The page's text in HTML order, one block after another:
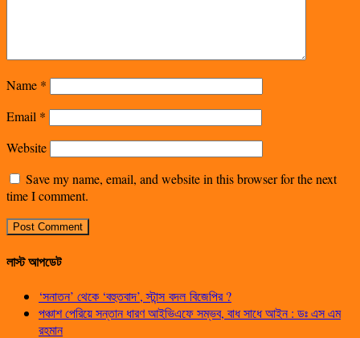
Name *
Email *
Website
Save my name, email, and website in this browser for the next
time I comment.
লাস্ট আপডেট
‘সনাতন’ থেকে ‘বহুতবাদ’, স্টান্স বদল বিজেপির ?
পঞ্চাশ পেরিয়ে সন্তান ধারণ আইভিএফে সম্ভব, বাধ সাধে আইন : ডঃ এস এম
রহমান